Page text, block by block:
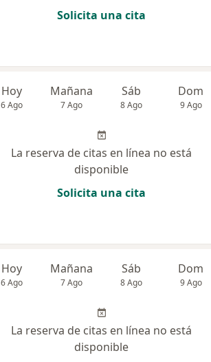
Solicita una cita
Hoy
6 Ago
Mañana
7 Ago
Sáb
8 Ago
Dom
9 Ago
La reserva de citas en línea no está
disponible
Solicita una cita
Hoy
6 Ago
Mañana
7 Ago
Sáb
8 Ago
Dom
9 Ago
La reserva de citas en línea no está
disponible